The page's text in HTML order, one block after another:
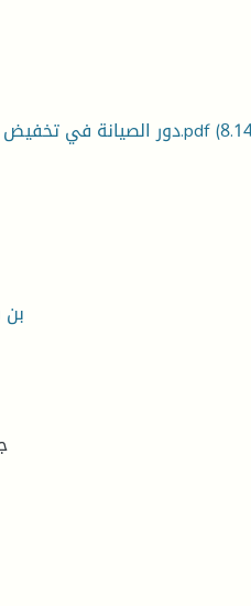
دور الصيانة في تخفيض تكاليف الانتاج.pdf
-